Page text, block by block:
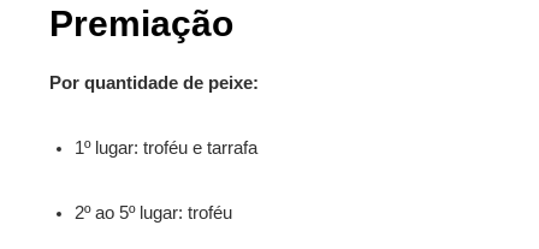
Premiação
Por quantidade de peixe:
1º lugar: troféu e tarrafa
2º ao 5º lugar: troféu